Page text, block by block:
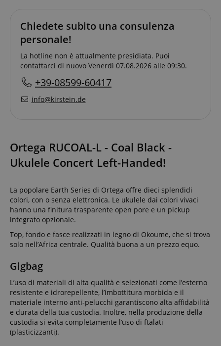
Chiedete subito una consulenza
personale!
La hotline non è attualmente presidiata. Puoi
contattarci di nuovo Venerdì 07.08.2026 alle 09:30.
+39-08599-60417
info@kirstein.de
Ortega RUCOAL-L - Coal Black -
Ukulele Concert Left-Handed!
La popolare Earth Series di Ortega offre dieci splendidi
colori, con o senza elettronica. Le ukulele dai colori vivaci
hanno una finitura trasparente open pore e un pickup
integrato opzionale.
Top, fondo e fasce realizzati in legno di Okoume, che si trova
solo nell’Africa centrale. Qualità buona a un prezzo equo.
Gigbag
L’uso di materiali di alta qualità e selezionati come l’esterno
resistente e idrorepellente, l’imbottitura morbida e il
materiale interno anti-pelucchi garantiscono alta affidabilità
e durata della tua custodia. Inoltre, nella produzione della
custodia si evita completamente l’uso di ftalati
(plasticizzanti).